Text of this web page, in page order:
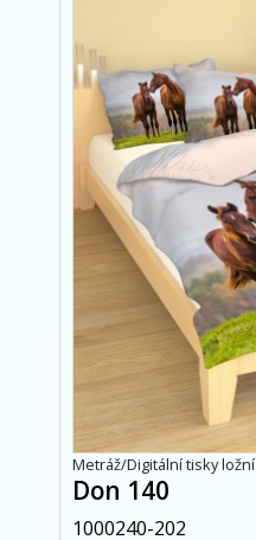
Metráž/Digitální tisky ložní
Don 140
1000240-202